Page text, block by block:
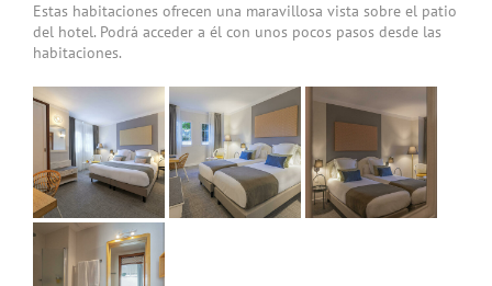
Estas habitaciones ofrecen una maravillosa vista sobre el patio
del hotel. Podrá acceder a él con unos pocos pasos desde las
habitaciones.